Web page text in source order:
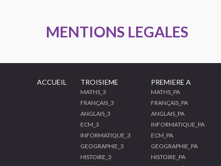
MENTIONS LEGALES
ACCUEIL TROISIEME
MATHS_3
FRANÇAIS_3
ANGLAIS_3
ECM_3
INFORMATIQUE_3
GEOGRAPHIE_3
HISTOIRE_3
PREMIERE A
MATHS_PA
FRANÇAIS_PA
ANGLAIS_PA
INFORMATIQUE_PA
ECM_PA
GEOGRAPHIE_PA
HISTOIRE_PA